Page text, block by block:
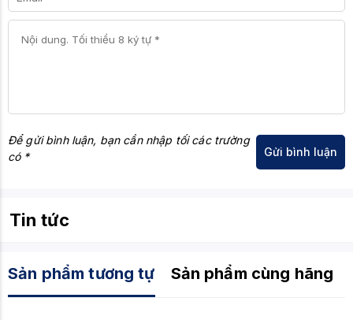
Để gửi bình luận, bạn cần nhập tối các trường
có *
Tin tức
Sản phẩm tương tự Sản phẩm cùng hãng